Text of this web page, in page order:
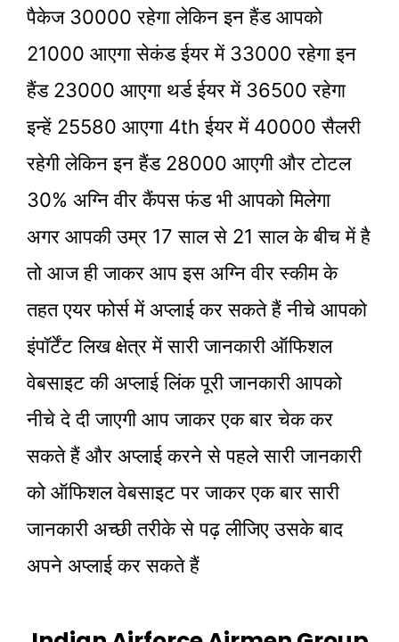
पैकेज 30000 रहेगा लेकिन इन हैंड आपको
21000 आएगा सेकंड ईयर में 33000 रहेगा इन
हैंड 23000 आएगा थर्ड ईयर में 36500 रहेगा
इन्हें 25580 आएगा 4th ईयर में 40000 सैलरी
रहेगी लेकिन इन हैंड 28000 आएगी और टोटल
30% अग्नि वीर कैंपस फंड भी आपको मिलेगा
अगर आपकी उम्र 17 साल से 21 साल के बीच में है
तो आज ही जाकर आप इस अग्नि वीर स्कीम के
तहत एयर फोर्स में अप्लाई कर सकते हैं नीचे आपको
इंपॉर्टेंट लिख क्षेत्र में सारी जानकारी ऑफिशल
वेबसाइट की अप्लाई लिंक पूरी जानकारी आपको
नीचे दे दी जाएगी आप जाकर एक बार चेक कर
सकते हैं और अप्लाई करने से पहले सारी जानकारी
को ऑफिशल वेबसाइट पर जाकर एक बार सारी
जानकारी अच्छी तरीके से पढ़ लीजिए उसके बाद
अपने अप्लाई कर सकते हैं